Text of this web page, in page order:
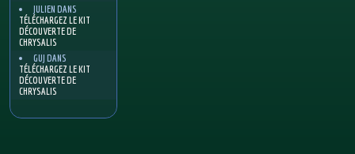
JULIEN DANS
TÉLÉCHARGEZ LE KIT
DÉCOUVERTE DE
CHRYSALIS
GUJ DANS
TÉLÉCHARGEZ LE KIT
DÉCOUVERTE DE
CHRYSALIS